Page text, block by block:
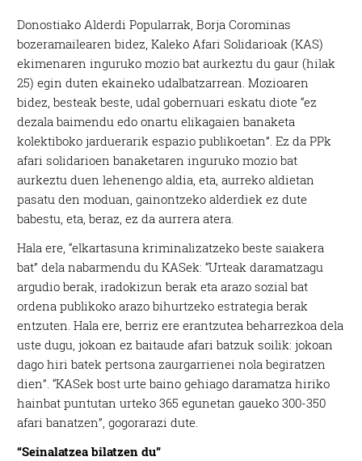
Donostiako Alderdi Popularrak, Borja Corominas
bozeramailearen bidez, Kaleko Afari Solidarioak (KAS)
ekimenaren inguruko mozio bat aurkeztu du gaur (hilak
25) egin duten ekaineko udalbatzarrean. Mozioaren
bidez, besteak beste, udal gobernuari eskatu diote “ez
dezala baimendu edo onartu elikagaien banaketa
kolektiboko jarduerarik espazio publikoetan”. Ez da PPk
afari solidarioen banaketaren inguruko mozio bat
aurkeztu duen lehenengo aldia, eta, aurreko aldietan
pasatu den moduan, gainontzeko alderdiek ez dute
babestu, eta, beraz, ez da aurrera atera.
Hala ere, “elkartasuna kriminalizatzeko beste saiakera
bat” dela nabarmendu du KASek: “Urteak daramatzagu
argudio berak, iradokizun berak eta arazo sozial bat
ordena publikoko arazo bihurtzeko estrategia berak
entzuten. Hala ere, berriz ere erantzutea beharrezkoa dela
uste dugu, jokoan ez baitaude afari batzuk soilik: jokoan
dago hiri batek pertsona zaurgarrienei nola begiratzen
dien”. “KASek bost urte baino gehiago daramatza hiriko
hainbat puntutan urteko 365 egunetan gaueko 300-350
afari banatzen”, gogorarazi dute.
“Seinalatzea bilatzen du”